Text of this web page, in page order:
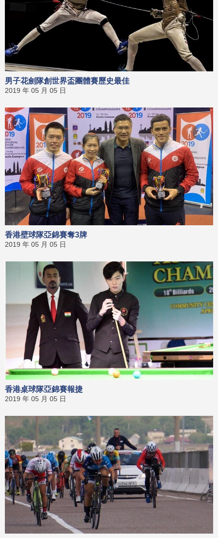
男子花劍隊創世界盃團體賽歷史最佳
2019 年 05 月 05 日
香港壁球隊亞錦賽奪3牌
2019 年 05 月 05 日
香港桌球隊亞錦賽報捷
2019 年 05 月 05 日